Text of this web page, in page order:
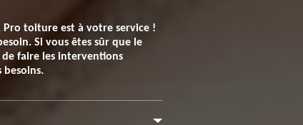
toiture est à votre service !
Si vous êtes sûr que le
faire les interventions
besoins.